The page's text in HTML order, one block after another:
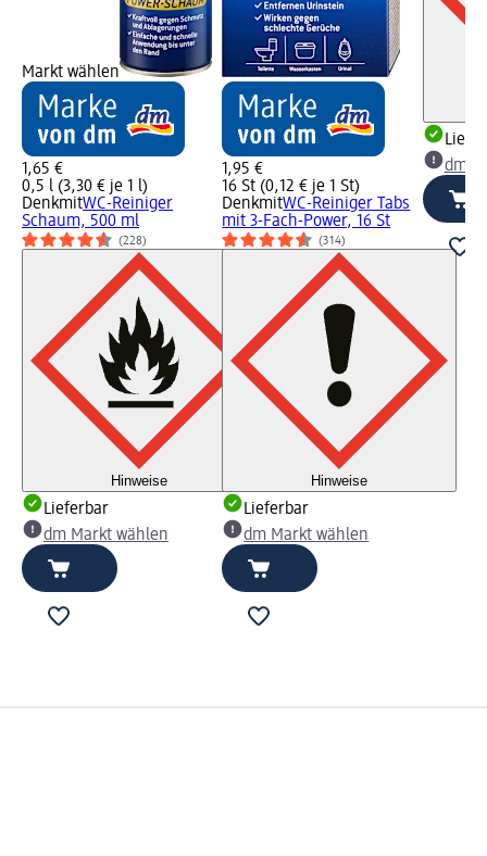
Markt wählen
1,65 €
0,5 l (3,30 € je 1 l)
DenkmitWC-Reiniger
Schaum, 500 ml
(228)
Hinweise
Lieferbar
dm Markt wählen
1,95 €
16 St (0,12 € je 1 St)
DenkmitWC-Reiniger Tabs
mit 3-Fach-Power, 16 St
(314)
Hinweise
Lieferbar
dm Markt wählen
dm